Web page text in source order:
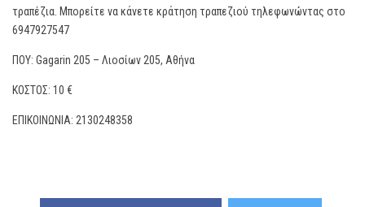
τραπέζια. Μπορείτε να κάνετε κράτηση τραπεζιού τηλεφωνώντας στο
6947927547
ΠΟΥ: Gagarin 205 – Λιοσίων 205, Αθήνα
ΚΟΣΤΟΣ: 10 €
ΕΠΙΚΟΙΝΩΝΙΑ: 2130248358